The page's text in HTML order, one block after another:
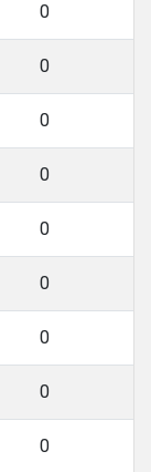
0
0
0
0
0
0
0
0
0